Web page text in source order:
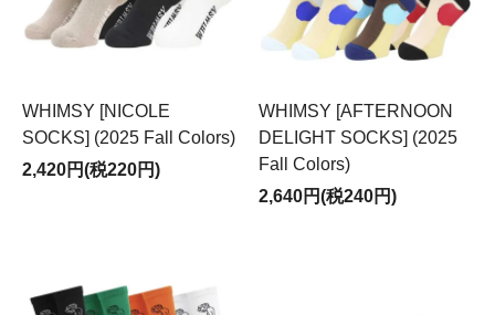
WHIMSY [NICOLE
SOCKS] (2025 Fall Colors)
2,420円(税220円)
WHIMSY [AFTERNOON
DELIGHT SOCKS] (2025
Fall Colors)
2,640円(税240円)